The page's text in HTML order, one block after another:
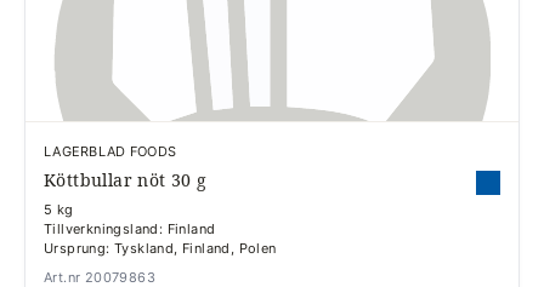
LAGERBLAD FOODS
Köttbullar nöt 30 g
5 kg
Tillverkningsland: Finland
Ursprung: Tyskland, Finland, Polen
Art.nr 20079863